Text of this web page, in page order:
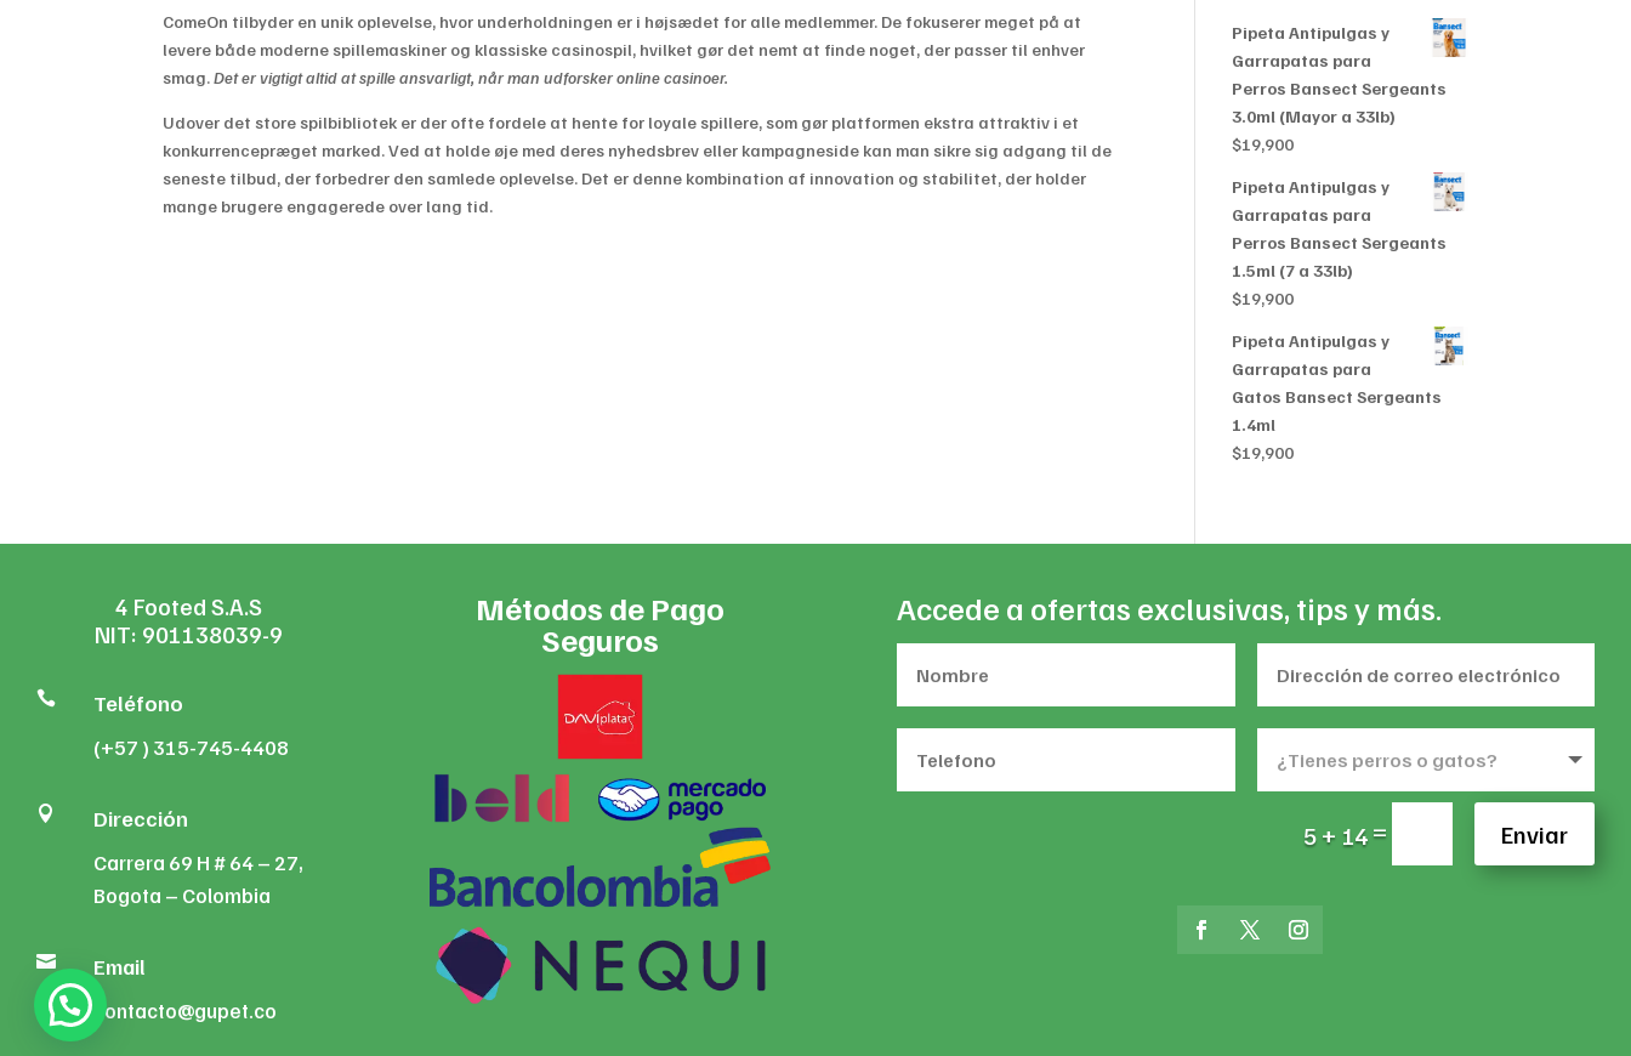
ComeOn tilbyder en unik oplevelse, hvor underholdningen er i højsædet for alle medlemmer. De fokuserer meget på at
levere både moderne spillemaskiner og klassiske casinospil, hvilket gør det nemt at finde noget, der passer til enhver
smag.Det er vigtigt altid at spille ansvarligt, når man udforsker online casinoer.
Udover det store spilbibliotek er der ofte fordele at hente for loyale spillere, som gør platformen ekstra attraktiv i et
konkurrencepræget marked. Ved at holde øje med deres nyhedsbrev eller kampagneside kan man sikre sig adgang til de
seneste tilbud, der forbedrer den samlede oplevelse. Det er denne kombination af innovation og stabilitet, der holder
mange brugere engagerede over lang tid.
Pipeta Antipulgas y
Garrapatas para
Perros Bansect Sergeants
3.0ml (Mayor a 33lb)
$19,900
Pipeta Antipulgas y
Garrapatas para
Perros Bansect Sergeants
1.5ml (7 a 33lb)
$19,900
Pipeta Antipulgas y
Garrapatas para
Gatos Bansect Sergeants
1.4ml
$19,900
4 Footed S.A.S
NIT: 901138039-9
 Teléfono
(+57 ) 315-745-4408
 Dirección
Carrera 69 H # 64 – 27,
Bogota – Colombia
 Email
contacto@gupet.co
Métodos de Pago
Seguros
Accede a ofertas exclusivas, tips y más.
5 + 14= Enviar